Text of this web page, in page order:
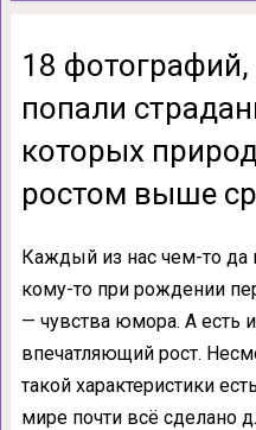
18
попали
которых
ростом выше
Каждый из нас чем-то да
кому-то при рождении
— чувства юмора. А есть
впечатляющий рост.
такой характеристики
мире почти всё сделано